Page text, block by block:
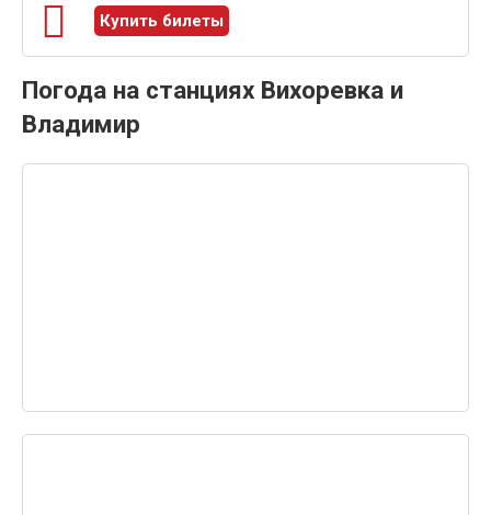
Купить билеты
Погода на станциях Вихоревка и
Владимир